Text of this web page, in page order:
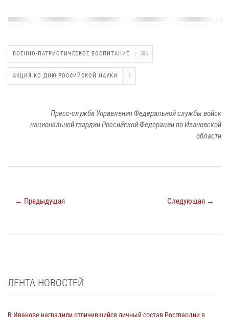
ВОЕННО-ПАТРИОТИЧЕСКОЕ ВОСПИТАНИЕ 586
АКЦИЯ КО ДНЮ РОССИЙСКОЙ НАУКИ 1
Пресс-служба Управления Федеральной службы войск
национальной гвардии Российской Федерации по Ивановской
области
← Предыдущая Следующая →
ЛЕНТА НОВОСТЕЙ
В Иванове наградили отличившийся личный состав Росгвардии в